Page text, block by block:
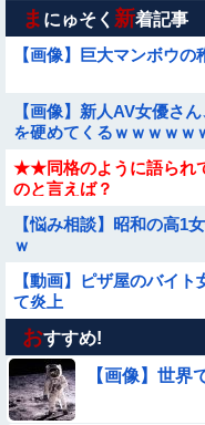
ま にゅそく 新着記事
【画像】巨大マンボウ
【画像】新人AV女優さ
を硬めてくるｗｗｗｗｗ
★★同格のように語られ
のと言えば？
【悩み相談】昭和の高1
ｗ
【動画】ピザ屋のバイ
て炎上
【朗報】メンヘラ女の
ｗｗｗｗ
【悲報】イッヌさん、飼
き・・・
おすすめ!
【画像】世界